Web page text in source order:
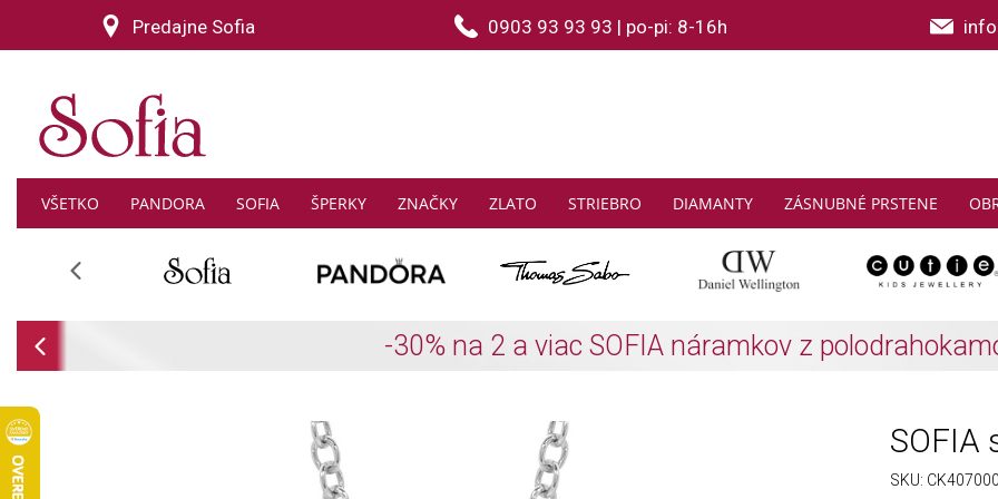
Predajne Sofia 0903 93 93 93 | po-pi: 8-16h
VŠETKO PANDORA SOFIA ŠPERKY ZNAČKY ZLATO STRIEBRO DIAMANTY ZÁSNUBNÉ PRSTENE
THOMAS SABO: Zbierajte a ušetrite Zistiť viac
SOFIA
SKU: